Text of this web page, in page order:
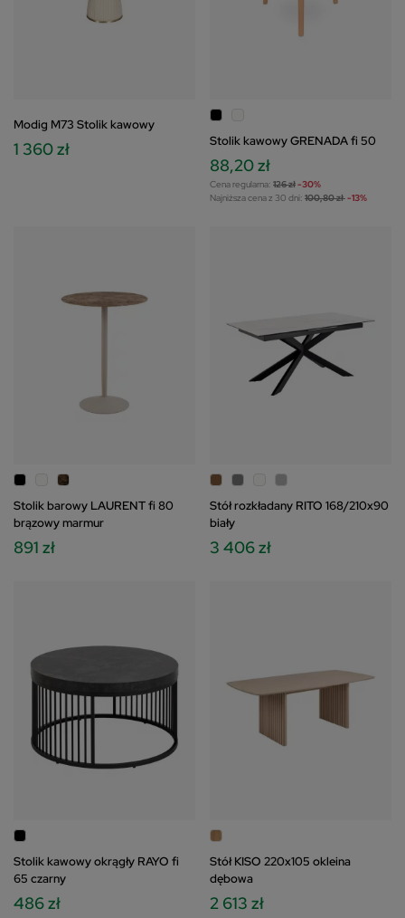
Modig M73 Stolik kawowy
1 360 zł Stolik kawowy GRENADA fi 50
88,20 zł
Cena regularna: 126 zł-30%
Najniższa cena z 30 dni: 100,80 zł-13%
Stolik barowy LAURENT fi 80
brązowy marmur
891 zł
Stół rozkładany RITO 168/210x90
biały
3 406 zł
Stolik kawowy okrągły RAYO fi
65 czarny
486 zł
Stół KISO 220x105 okleina
dębowa
2 613 zł